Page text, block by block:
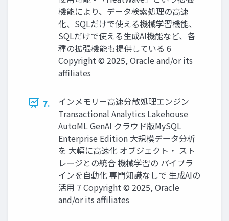
機能により、データ検索処理の⾼速
化、SQLだけで使える機械学習機能、
SQLだけで使える⽣成AI機能など、各
種の拡張機能も提供している 6
Copyright © 2025, Oracle and/or its
affiliates
7.
インメモリー⾼速分散処理エンジン
Transactional Analytics Lakehouse
AutoML GenAI クラウド版MySQL
Enterprise Edition ⼤規模データ分析
を ⼤幅に⾼速化 オブジェクト・ スト
レージとの統合 機械学習の パイプラ
インを⾃動化 専⾨知識なしで ⽣成AIの
活⽤ 7 Copyright © 2025, Oracle
and/or its affiliates